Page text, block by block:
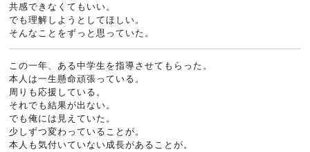
共感できなくてもいい。
でも理解しようとしてほしい。
そんなことをずっと思っていた。
この一年、ある中学生を指導させてもらった。
本人は一生懸命頑張っている。
周りも応援している。
それでも結果が出ない。
でも俺には見えていた。
少しずつ変わっていることが。
本人も気付いていない成長があることが。